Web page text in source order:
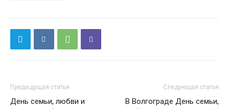
Предыдущая статья
День семьи, любви и
Следующая статья
В Волгограде День семьи,